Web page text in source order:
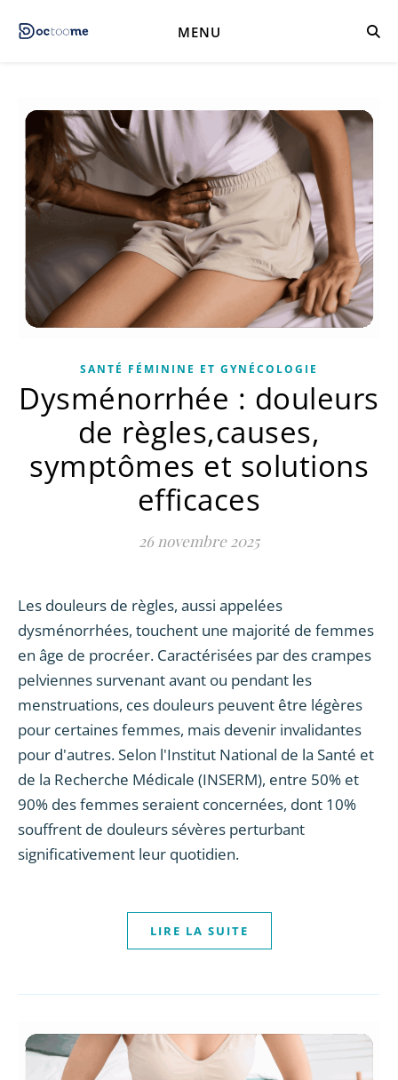
MENU
SANTÉ FÉMININE ET GYNÉCOLOGIE
Dysménorrhée : douleurs
de règles,causes,
symptômes et solutions
efficaces
26 novembre 2025
Les douleurs de règles, aussi appelées
dysménorrhées, touchent une majorité de femmes
en âge de procréer. Caractérisées par des crampes
pelviennes survenant avant ou pendant les
menstruations, ces douleurs peuvent être légères
pour certaines femmes, mais devenir invalidantes
pour d'autres. Selon l'Institut National de la Santé et
de la Recherche Médicale (INSERM), entre 50% et
90% des femmes seraient concernées, dont 10%
souffrent de douleurs sévères perturbant
significativement leur quotidien.
LIRE LA SUITE